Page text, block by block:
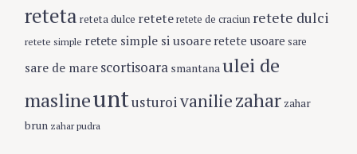
reteta reteta dulce reteteretete de craciun retete dulci
retete simple retete simple si usoare retete usoare sare
sare de mare scortisoara smantanaulei de
maslineuntusturoivaniliezahar zahar
brun zahar pudra